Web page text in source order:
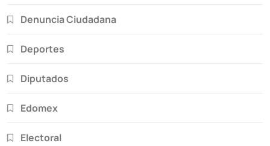
Denuncia Ciudadana
Deportes
Diputados
Edomex
Electoral